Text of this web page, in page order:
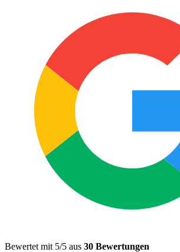
Bewertet mit 5/5 aus 30 Bewertungen